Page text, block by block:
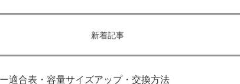
新着記事
適合表・容量サイズアップ・交換方法